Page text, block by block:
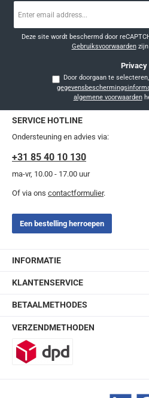
mailadres
Deze site wordt beschermd door
Gebruiksvoorwaardenzijn
Privacy
algemene voorwaarden
SERVICE HOTLINE
Ondersteuning en advies via:
+31 85 40 10 130
ma-vr, 10.00 - 17.00 uur
Of via ons contactformulier.
Een bestelling herroepen
INFORMATIE
KLANTENSERVICE
BETAALMETHODES
VERZENDMETHODEN